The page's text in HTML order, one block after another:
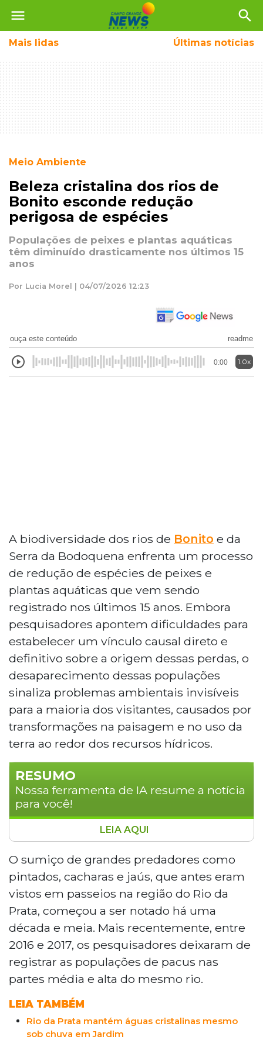
menu search
Mais lidas Últimas notícias
Meio Ambiente
Beleza cristalina dos rios de
Bonito esconde redução
perigosa de espécies
Populações de peixes e plantas aquáticas
têm diminuído drasticamente nos últimos 15
anos
Por Lucia Morel | 04/07/2026 12:23
ouça este conteúdo readme
0:00 1.0x
A biodiversidade dos rios de Bonito e da
Serra da Bodoquena enfrenta um processo
de redução de espécies de peixes e
plantas aquáticas que vem sendo
registrado nos últimos 15 anos. Embora
pesquisadores apontem dificuldades para
estabelecer um vínculo causal direto e
definitivo sobre a origem dessas perdas, o
desaparecimento dessas populações
sinaliza problemas ambientais invisíveis
para a maioria dos visitantes, causados por
transformações na paisagem e no uso da
terra ao redor dos recursos hídricos.
RESUMO
Nossa ferramenta de IA resume a notícia
para você!
A biodiversidade dos rios de Bonito e da
Serra da Bodoquena enfrenta redução de
espécies de peixes e plantas aquáticas
nos últimos 15 anos. Grandes predadores
como pintados e jaús sumiram, e pacus
deixaram de ser registrados entre 2016 e
2017. Pesquisadores apontam defensivos
agrícolas e assoreamento como
prováveis causas. O biólogo José Sabino
alerta que o processo de simplificação
biológica ameaça o equilíbrio dos
ecossistemas e a sustentabilidade do
LEIA AQUI
O sumiço de grandes predadores como
pintados, cacharas e jaús, que antes eram
vistos em passeios na região do Rio da
Prata, começou a ser notado há uma
década e meia. Mais recentemente, entre
2016 e 2017, os pesquisadores deixaram de
registrar as populações de pacus nas
partes média e alta do mesmo rio.
LEIA TAMBÉM
Rio da Prata mantém águas cristalinas mesmo
sob chuva em Jardim